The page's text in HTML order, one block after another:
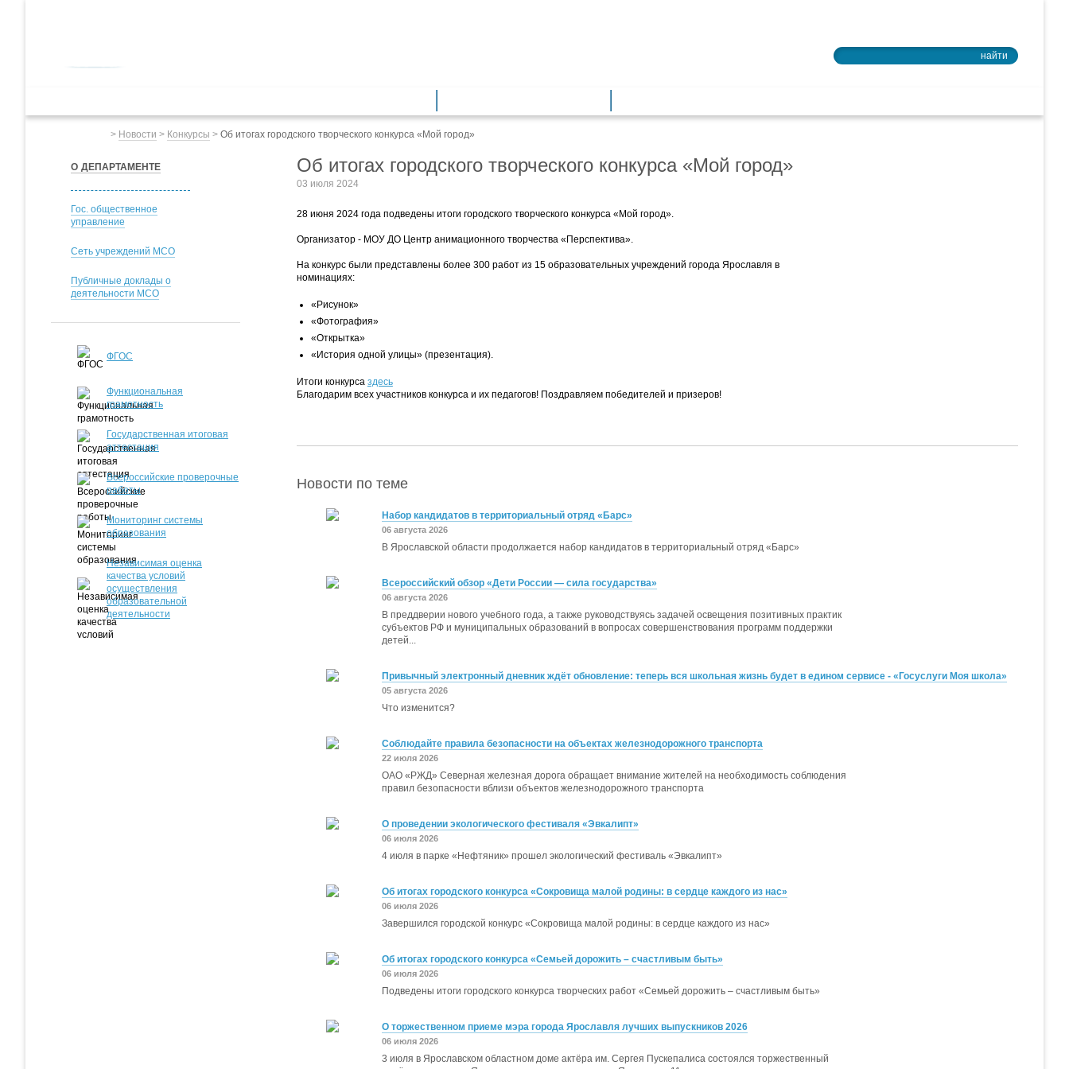
найти
> Новости > Конкурсы > Об итогах городского творческого конкурса «Мой город»
Об итогах городского творческого конкурса «Мой город»
03 июля 2024
28 июня 2024 года подведены итоги городского творческого конкурса «Мой город».
Организатор - МОУ ДО Центр анимационного творчества «Перспектива».
На конкурс были представлены более 300 работ из 15 образовательных учреждений города Ярославля в
номинациях:
«Рисунок»
«Фотография»
«Открытка»
«История одной улицы» (презентация).
Итоги конкурса здесь
Благодарим всех участников конкурса и их педагогов! Поздравляем победителей и призеров!
Новости по теме
Набор кандидатов в территориальный отряд «Барс»
06 августа 2026
В Ярославской области продолжается набор кандидатов в территориальный отряд «Барс»
Всероссийский обзор «Дети России — сила государства»
06 августа 2026
В преддверии нового учебного года, а также руководствуясь задачей освещения позитивных практик
субъектов РФ и муниципальных образований в вопросах совершенствования программ поддержки
детей...
Привычный электронный дневник ждёт обновление: теперь вся школьная жизнь будет в едином сервисе - «Госуслуги Моя школа»
05 августа 2026
Что изменится?
Соблюдайте правила безопасности на объектах железнодорожного транспорта
22 июля 2026
ОАО «РЖД» Северная железная дорога обращает внимание жителей на необходимость соблюдения
правил безопасности вблизи объектов железнодорожного транспорта
О проведении экологического фестиваля «Эвкалипт»
06 июля 2026
4 июля в парке «Нефтяник» прошел экологический фестиваль «Эвкалипт»
Об итогах городского конкурса «Сокровища малой родины: в сердце каждого из нас»
06 июля 2026
Завершился городской конкурс «Сокровища малой родины: в сердце каждого из нас»
Об итогах городского конкурса «Семьей дорожить – счастливым быть»
06 июля 2026
Подведены итоги городского конкурса творческих работ «Семьей дорожить – счастливым быть»
О торжественном приеме мэра города Ярославля лучших выпускников 2026
06 июля 2026
3 июля в Ярославском областном доме актёра им. Сергея Пускепалиса состоялся торжественный
О ДЕПАРТАМЕНТЕ
Гос. общественное
управление
Сеть учреждений МСО
Публичные доклады о
деятельности МСО
ФГОС
Функциональная
грамотность
Государственная итоговая
аттестация
Всероссийские проверочные
работы
Мониторинг системы
образования
Независимая оценка
качества условий
осуществления
образовательной
деятельности